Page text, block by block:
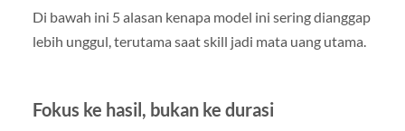
Di bawah ini 5 alasan kenapa model ini sering dianggap
lebih unggul, terutama saat skill jadi mata uang utama.
Fokus ke hasil, bukan ke durasi